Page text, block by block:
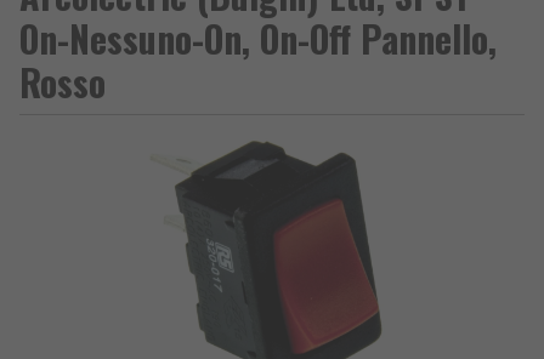
On-Nessuno-On, On-Off Pannello,
Rosso